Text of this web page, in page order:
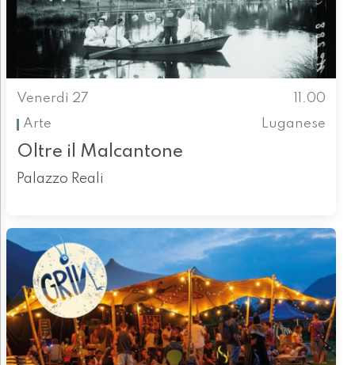
Venerdì 27
11.00
Arte
Luganese
Oltre il Malcantone
Palazzo Reali